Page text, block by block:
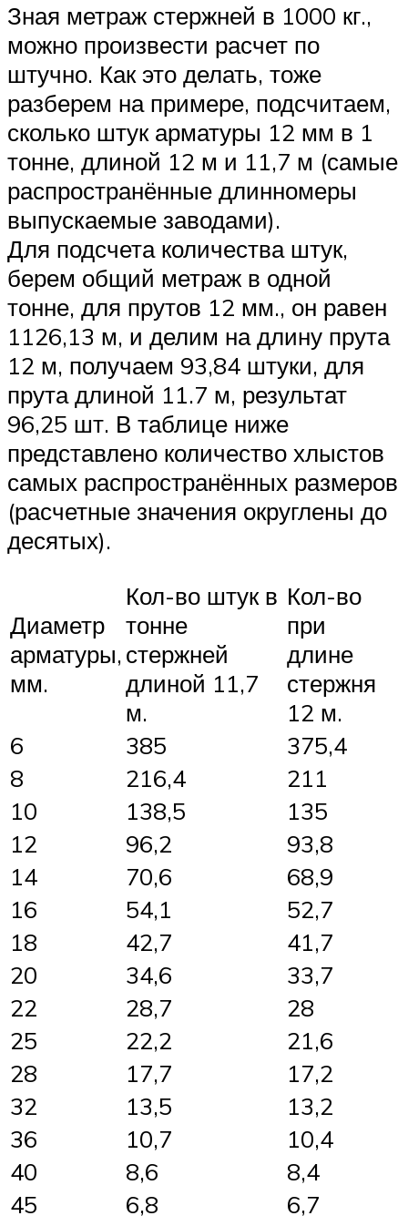
Зная метраж стержней в 1000 кг.,
можно произвести расчет по
штучно. Как это делать, тоже
разберем на примере, подсчитаем,
сколько штук арматуры 12 мм в 1
тонне, длиной 12 м и 11,7 м (самые
распространённые длинномеры
выпускаемые заводами).
Для подсчета количества штук,
берем общий метраж в одной
тонне, для прутов 12 мм., он равен
1126,13 м, и делим на длину прута
12 м, получаем 93,84 штуки, для
прута длиной 11.7 м, результат
96,25 шт. В таблице ниже
представлено количество хлыстов
самых распространённых размеров
(расчетные значения округлены до
десятых).
Диаметр
арматуры,
мм.
Кол-во штук в
тонне
стержней
длиной 11,7
м.
Кол-во
при
длине
стержня
12 м.
6
385
375,4
8
216,4
211
10
138,5
135
12
96,2
93,8
14
70,6
68,9
16
54,1
52,7
18
42,7
41,7
20
34,6
33,7
22
28,7
28
25
22,2
21,6
28
17,7
17,2
32
13,5
13,2
36
10,7
10,4
40
8,6
8,4
45
6,8
6,7